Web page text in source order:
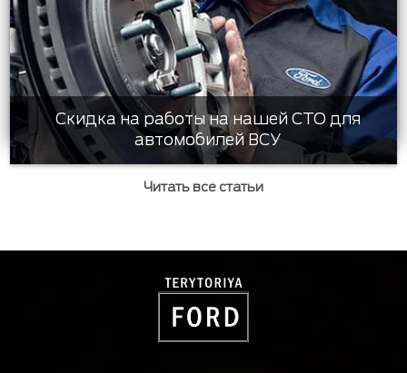
Скидка на работы на нашей СТО для
автомобилей ВСУ
Читать все статьи